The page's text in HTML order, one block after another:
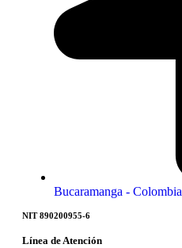
Bucaramanga - Colombia
NIT 890200955-6
Línea de Atención